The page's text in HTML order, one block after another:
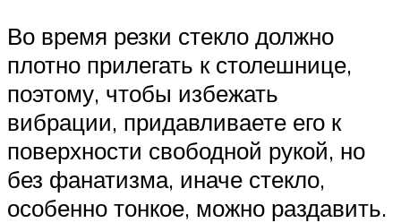
Во время резки стекло должно
плотно прилегать к столешнице,
поэтому, чтобы избежать
вибрации, придавливаете его к
поверхности свободной рукой, но
без фанатизма, иначе стекло,
особенно тонкое, можно раздавить.